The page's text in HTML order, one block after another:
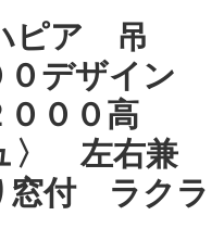
ピア 吊
デザイン
０００高
〉 左右兼
付 ラクラ